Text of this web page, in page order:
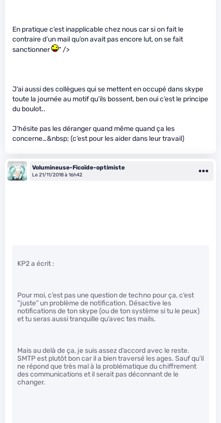
En pratique c’est inapplicable chez nous car si on fait le
contraire d’un mail qu’on avait pas encore lut, on se fait
sanctionner
" />
J’ai aussi des collègues qui se mettent en occupé dans skype
toute la journée au motif qu’ils bossent, ben oui c’est le principe
du boulot..
J’hésite pas les déranger quand même quand ça les
concerne…&nbsp; (c’est pour les aider dans leur travail)
Volumineuse-Ficoïde-optimiste
Le 21/11/2018 à 16h42
KP2 a écrit :
Pour moi, c’est pas une question de techno pour ça, c’est
“juste” un problème de notification. Désactive les
notifications de ton skype (ou de ton système si tu le peux)
et tu seras aussi tranquille qu’avec tes mails.
Mais au delà de ça, je suis assez d’accord avec le reste.
SMTP est plutôt bon car il a bien traversé les ages. Sauf qu’il
ne répond que très mal à la problématique du chiffrement
des communications et il serait pas déconnant de le
changer.